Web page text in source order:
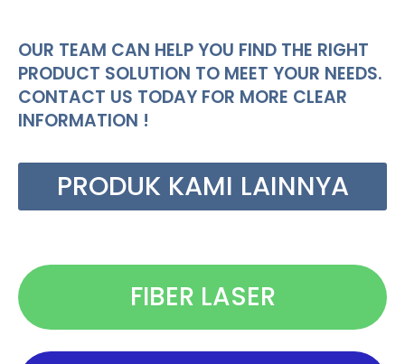
OUR TEAM CAN HELP YOU FIND THE RIGHT
PRODUCT SOLUTION TO MEET YOUR NEEDS.
CONTACT US TODAY FOR MORE CLEAR
INFORMATION !
PRODUK KAMI LAINNYA
FIBER LASER